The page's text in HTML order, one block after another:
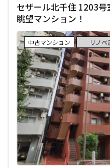
セザール北千住 1203
眺望マンション！
中古マンション リノベ